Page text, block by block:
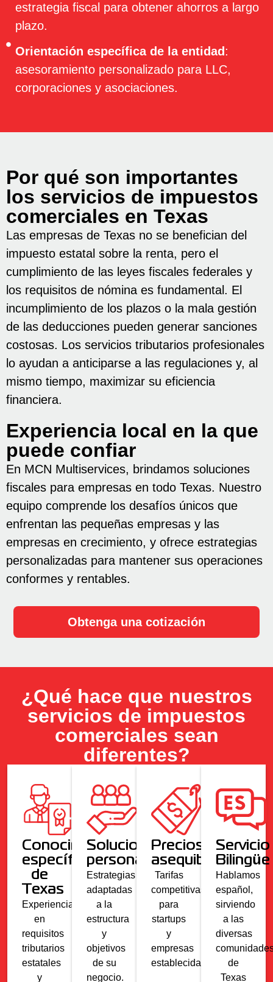
estrategia fiscal para obtener ahorros a largo
plazo.
Orientación específica de la entidad :
asesoramiento personalizado para LLC,
corporaciones y asociaciones.
Por qué son importantes
los servicios de impuestos
comerciales en Texas
Las empresas de Texas no se benefician del
impuesto estatal sobre la renta, pero el
cumplimiento de las leyes fiscales federales y
los requisitos de nómina es fundamental. El
incumplimiento de los plazos o la mala gestión
de las deducciones pueden generar sanciones
costosas. Los servicios tributarios profesionales
lo ayudan a anticiparse a las regulaciones y, al
mismo tiempo, maximizar su eficiencia
financiera.
Experiencia local en la que
puede confiar
En MCN Multiservices, brindamos soluciones
fiscales para empresas en todo Texas. Nuestro
equipo comprende los desafíos únicos que
enfrentan las pequeñas empresas y las
empresas en crecimiento, y ofrece estrategias
personalizadas para mantener sus operaciones
conformes y rentables.
Obtenga una cotización
¿Qué hace que nuestros
servicios de impuestos
comerciales sean
diferentes?
Conocimiento
específico
de
Texas
Experiencia
en
requisitos
tributarios
estatales
y
Soluciones
personalizadas
Estrategias
adaptadas
a la
estructura
y
objetivos
de su
negocio.
Precios
asequibles
Tarifas
competitivas
para
startups
y
empresas
establecidas.
Servicio
Bilingüe
Hablamos
español,
sirviendo
a las
diversas
de
Texas